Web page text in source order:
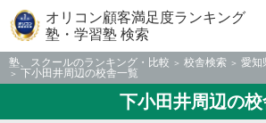
オリコン顧客満足度ランキング
塾・学習塾 検索
塾、スクールのランキング・比較 校舎検索
愛知
下小田井周辺の校舎一覧
下小田井周辺の校